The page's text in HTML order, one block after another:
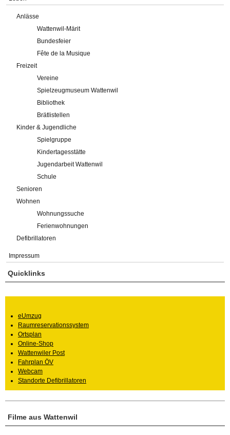
Anlässe
Wattenwil-Märit
Bundesfeier
Fête de la Musique
Freizeit
Vereine
Spielzeugmuseum Wattenwil
Bibliothek
Brätlistellen
Kinder & Jugendliche
Spielgruppe
Kindertagesstätte
Jugendarbeit Wattenwil
Schule
Senioren
Wohnen
Wohnungssuche
Ferienwohnungen
Defibrillatoren
Impressum
Filme aus Wattenwil
Quicklinks
eUmzug
Raumreservationssystem
Ortsplan
Online-Shop
Wattenwiler Post
Fahrplan ÖV
Webcam
Standorte Defibrillatoren